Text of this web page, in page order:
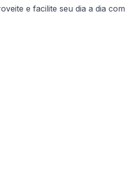
e facilite seu dia a dia com